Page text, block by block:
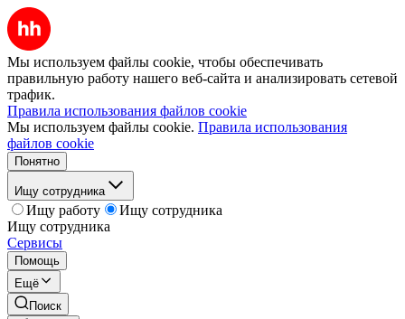
Мы используем файлы cookie, чтобы обеспечивать
правильную работу нашего веб-сайта и анализировать сетевой
трафик.
Правила использования файлов cookie
Мы используем файлы cookie. Правила использования
файлов cookie
Понятно
Ищу сотрудника
Ищу работу
Ищу сотрудника
Ищу сотрудника
Сервисы
Помощь
Ещё
Поиск